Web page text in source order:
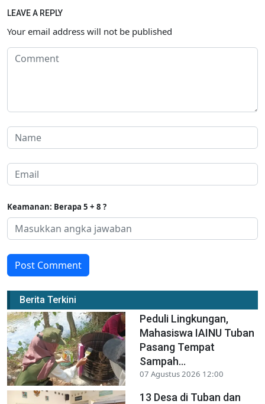
LEAVE A REPLY
Your email address will not be published
Keamanan: Berapa 5 + 8 ?
Post Comment
Berita Terkini
Peduli Lingkungan,
Mahasiswa IAINU Tuban
Pasang Tempat
Sampah...
07 Agustus 2026 12:00
13 Desa di Tuban dan